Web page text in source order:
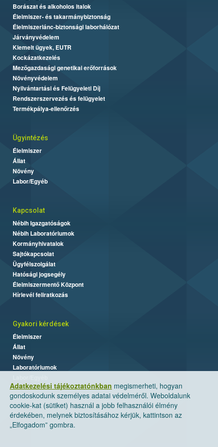
Adatkezelési tájékoztatónkban megismerheti, hogyan
gondoskodunk személyes adatai védelméről. Weboldalunk
cookie-kat (sütiket) használ a jobb felhasználói élmény
érdekében, melynek biztosításához kérjük, kattintson az
„Elfogadom” gombra.
Borászat és alkoholos italok
Élelmiszer- és takarmánybiztonság
Élelmiszerlánc-biztonsági laborhálózat
Járványvédelem
Kiemelt ügyek, EUTR
Kockázatkezelés
Mezőgazdasági genetikai erőforrások
Növényvédelem
Nyilvántartási és Felügyeleti Díj
Rendszerszervezés és felügyelet
Termékpálya-ellenőrzés
Ügyintézés
Élelmiszer
Állat
Növény
Labor/Egyéb
Kapcsolat
Nébih Igazgatóságok
Nébih Laboratóriumok
Kormányhivatalok
Sajtókapcsolat
Ügyfélszolgálat
Hatósági jogsegély
Élelmiszermentő Központ
Hírlevél feliratkozás
Gyakori kérdések
Élelmiszer
Állat
Növény
Laboratóriumok